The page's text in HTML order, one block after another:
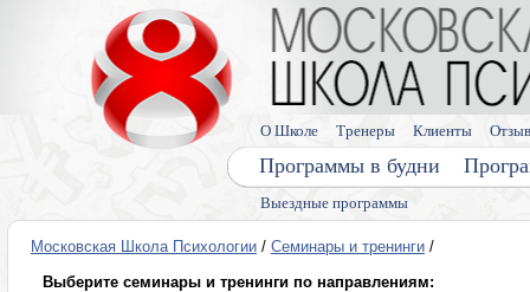
Выездные программы
Программы в будни
О Школе Тренеры Клиенты
Московская Школа Психологии / Семинары и тренинги /
Выберите семинары и тренинги по направлениям: